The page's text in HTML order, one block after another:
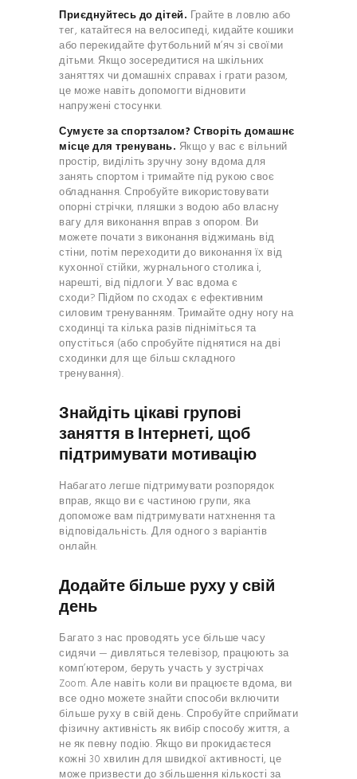
Приєднуйтесь до дітей. Грайте в ловлю або
тег, катайтеся на велосипеді, кидайте кошики
або перекидайте футбольний м’яч зі своїми
дітьми. Якщо зосередитися на шкільних
заняттях чи домашніх справах і грати разом,
це може навіть допомогти відновити
напружені стосунки.
Сумуєте за спортзалом? Створіть домашнє
місце для тренувань. Якщо у вас є вільний
простір, виділіть зручну зону вдома для
занять спортом і тримайте під рукою своє
обладнання. Спробуйте використовувати
опорні стрічки, пляшки з водою або власну
вагу для виконання вправ з опором. Ви
можете почати з виконання віджимань від
стіни, потім переходити до виконання їх від
кухонної стійки, журнального столика і,
нарешті, від підлоги. У вас вдома є
сходи? Підйом по сходах є ефективним
силовим тренуванням. Тримайте одну ногу на
сходинці та кілька разів підніміться та
опустіться (або спробуйте піднятися на дві
сходинки для ще більш складного
тренування).
Знайдіть цікаві групові
заняття в Інтернеті, щоб
підтримувати мотивацію
Набагато легше підтримувати розпорядок
вправ, якщо ви є частиною групи, яка
допоможе вам підтримувати натхнення та
відповідальність. Для одного з варіантів
онлайн.
Додайте більше руху у свій
день
Багато з нас проводять усе більше часу
сидячи — дивляться телевізор, працюють за
комп’ютером, беруть участь у зустрічах
Zoom. Але навіть коли ви працюєте вдома, ви
все одно можете знайти способи включити
більше руху в свій день. Спробуйте сприймати
фізичну активність як вибір способу життя, а
не як певну подію. Якщо ви прокидаєтеся
кожні 30 хвилин для швидкої активності, це
може призвести до збільшення кількості за